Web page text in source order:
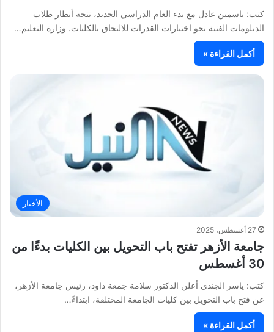
كتب: ياسمين عادل مع بدء العام الدراسي الجديد، تتجه أنظار طلاب
الدبلومات الفنية نحو اختبارات القدرات للالتحاق بالكليات. وزارة التعليم…
أكمل القراءة »
الأخبار
27 أغسطس، 2025
جامعة الأزهر تفتح باب التحويل بين الكليات بدءًا من
30 أغسطس
كتب: ياسر الجندي أعلن الدكتور سلامة جمعة داود، رئيس جامعة الأزهر،
عن فتح باب التحويل بين كليات الجامعة المختلفة، ابتداءً…
أكمل القراءة »